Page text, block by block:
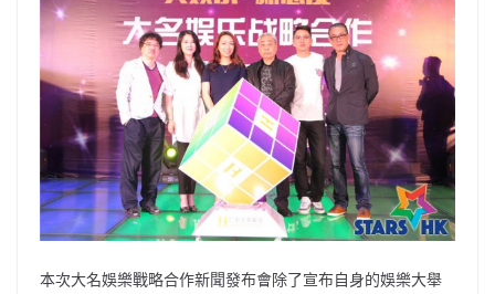
本次大名娛樂戰略合作新聞發布會除了宣布自身的娛樂大舉